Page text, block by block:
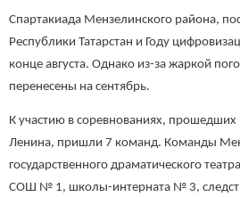
Спартакиада Мензелинского района,
Республики Татарстан и Году
конце августа. Однако из-за жаркой
перенесены на сентябрь.
К участию в соревнованиях,
Ленина, пришли 7 команд. Команды
государственного драматического
СОШ № 1, школы-интерната № 3,